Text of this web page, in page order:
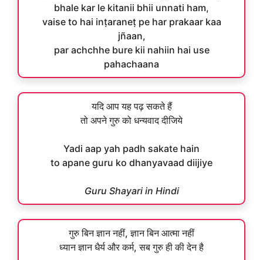
bhale kar le kitanii bhii unnati ham,
vaise to hai inṭaraneṭ pe har prakaar kaa
jñaan,
par achchhe bure kii nahiin hai use
pahachaana
यदि आप यह पढ़ सकते हैं
तो अपने गुरु को धन्यवाद दीजिये
Yadi aap yah padh sakate hain
to apane guru ko dhanyavaad diijiye
Guru Shayari in Hindi
गुरु बिन ज्ञान नहीं, ज्ञान बिन आत्मा नहीं
ध्यान ज्ञान धैर्य और कर्म, सब गुरु ही की देन है